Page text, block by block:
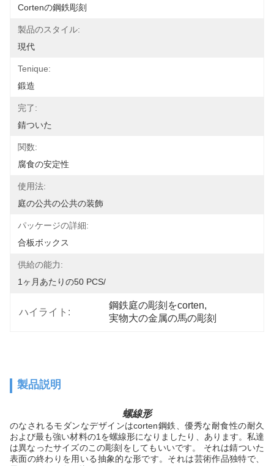
Cortenの鋼鉄彫刻
製品のスタイル:
現代
Tenique:
鍛造
完了:
錆ついた
関数:
腐食の安定性
使用法:
庭の公共の公共の装飾
パッケージの詳細:
合板ボックス
供給の能力:
1ヶ月あたりの50 PCS/
ハイライト:
鋼鉄庭の彫刻をcorten,
実物大の金属の馬の彫刻
製品説明
螺線形
のなされるモダンなデザインはcorten鋼鉄、優秀な耐食性の耐久
および最も強い材料の1を螺線形になりましたり、あります。私達
は異なったサイズのこの彫刻をしてもいいです。 それは錆ついた
表面の終わりを用いる抽象的な形です。それは芸術作品独特で、